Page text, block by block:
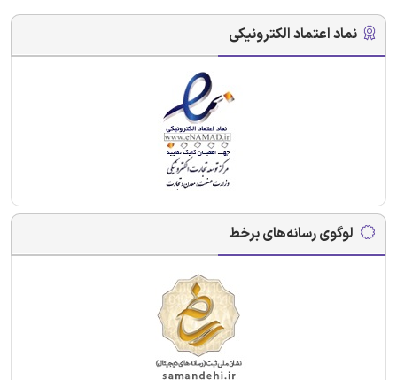
نماد اعتماد الکترونیکی
لوگوی رسانه‌های برخط